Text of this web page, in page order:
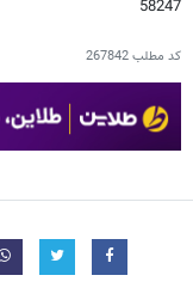
58247
کد مطلب267842